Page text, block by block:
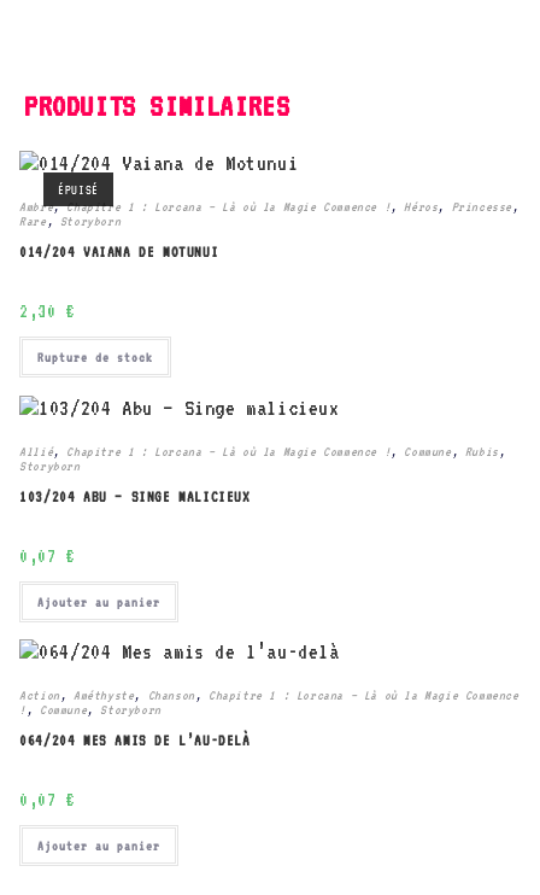
PRODUITS SIMILAIRES
ÉPUISÉ
Ambre,Chapitre 1 : Lorcana – Là où la Magie Commence !, Héros, Princesse ,
Rare , Storyborn
014/204 VAIANA DE MOTUNUI
2,30 €
Rupture de stock
Allié, Chapitre 1 : Lorcana – Là où la Magie Commence !, Commune , Rubis ,
Storyborn
103/204 ABU – SINGE MALICIEUX
0,07 €
Ajouter au panier
Action , Améthyste, Chanson , Chapitre 1 : Lorcana – Là où la Magie Commence
! , Commune, Storyborn
064/204 MES AMIS DE L’AU-DELÀ
0,07 €
Ajouter au panier